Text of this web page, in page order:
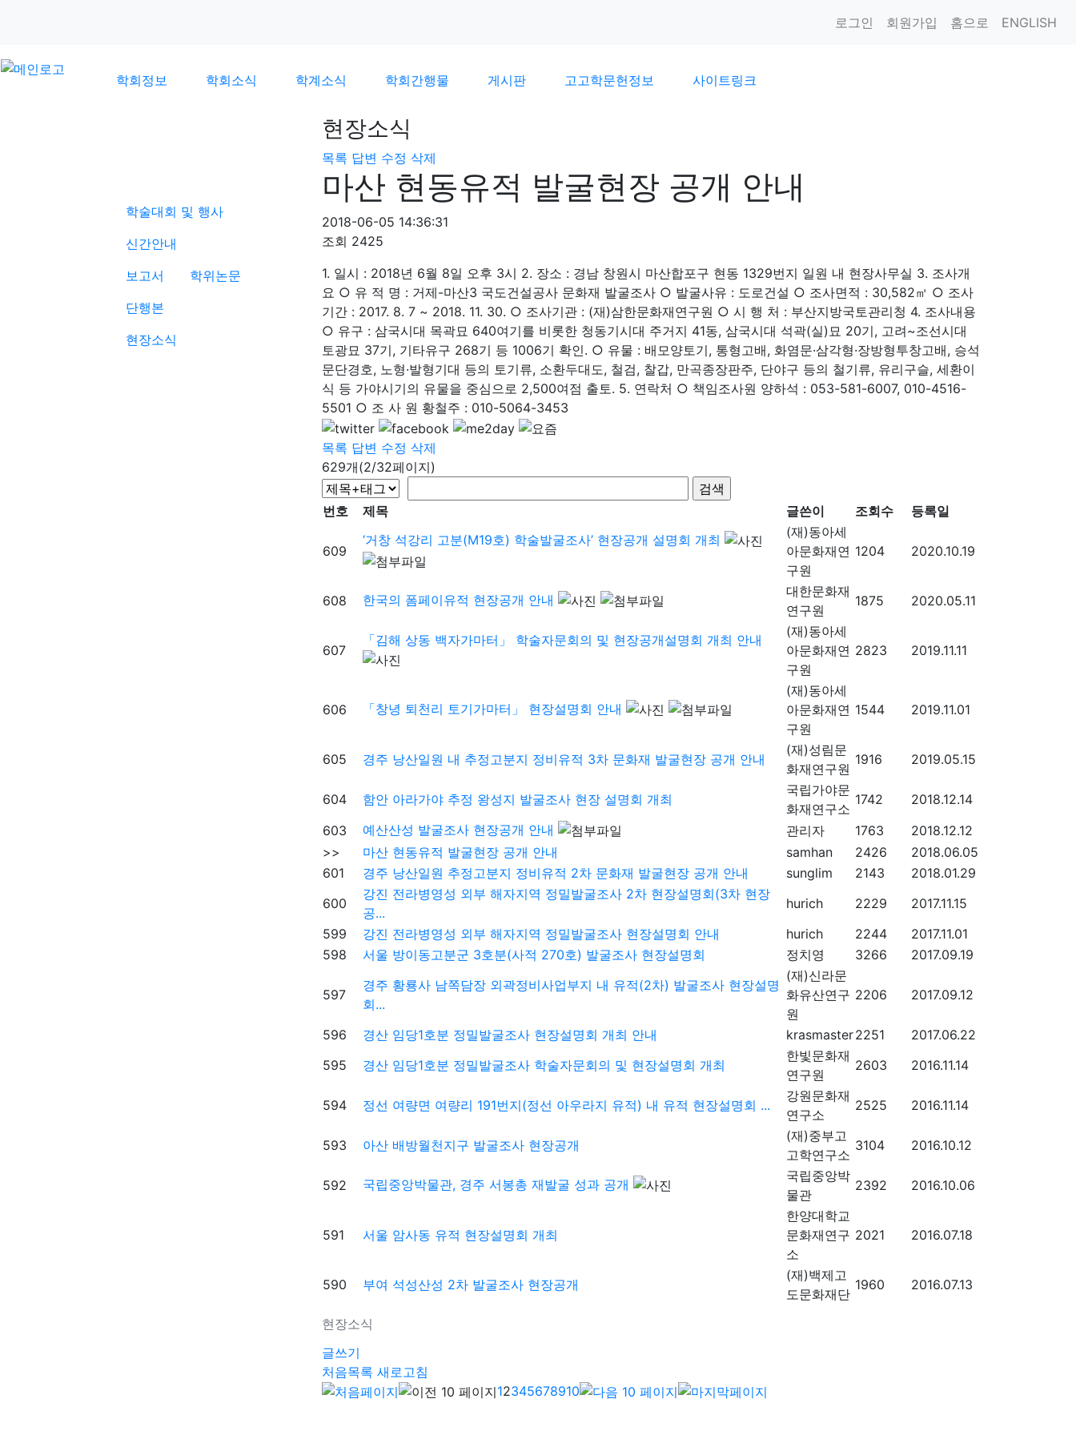
로그인 회원가입 홈으로 ENGLISH
학회정보 학회소식 학계소식 학회간행물 게시판 고고학문헌정보 사이트링크
학술대회 및 행사
신간안내
보고서
학위논문
단행본
현장소식
현장소식
목록 답변 수정 삭제
마산 현동유적 발굴현장 공개 안내
2018-06-05 14:36:31
조회 2425
1. 일시 : 2018년 6월 8일 오후 3시 2. 장소 : 경남 창원시 마산합포구 현동 1329번지 일원 내 현장사무실 3. 조사개
요 ○ 유 적 명 : 거제-마산3 국도건설공사 문화재 발굴조사 ○ 발굴사유 : 도로건설 ○ 조사면적 : 30,582㎡ ○ 조사
기간 : 2017. 8. 7 ~ 2018. 11. 30. ○ 조사기관 : (재)삼한문화재연구원 ○ 시 행 처 : 부산지방국토관리청 4. 조사내용
○ 유구 : 삼국시대 목곽묘 640여기를 비롯한 청동기시대 주거지 41동, 삼국시대 석곽(실)묘 20기, 고려~조선시대
토광묘 37기, 기타유구 268기 등 1006기 확인. ○ 유물 : 배모양토기, 통형고배, 화염문·삼각형·장방형투창고배, 승석
문단경호, 노형·발형기대 등의 토기류, 소환두대도, 철검, 찰갑, 만곡종장판주, 단야구 등의 철기류, 유리구슬, 세환이
식 등 가야시기의 유물을 중심으로 2,500여점 출토. 5. 연락처 ○ 책임조사원 양하석 : 053-581-6007, 010-4516-
5501 ○ 조 사 원 황철주 : 010-5064-3453
목록 답변 수정 삭제
629개(2/32페이지)
현장소식
번호 제목 글쓴이 조회수 등록일
609
‘거창 석강리 고분(M19호) 학술발굴조사’ 현장공개 설명회 개최
(재)동아세
아문화재연
구원
1204 2020.10.19
608 한국의 폼페이유적 현장공개 안내
대한문화재
연구원
1875 2020.05.11
607
「김해 상동 백자가마터」 학술자문회의 및 현장공개설명회 개최 안내
(재)동아세
아문화재연
구원
2823 2019.11.11
606 「창녕 퇴천리 토기가마터」 현장설명회 안내
(재)동아세
아문화재연
구원
1544 2019.11.01
605 경주 낭산일원 내 추정고분지 정비유적 3차 문화재 발굴현장 공개 안내
(재)성림문
화재연구원
1916 2019.05.15
604 함안 아라가야 추정 왕성지 발굴조사 현장 설명회 개최
국립가야문
화재연구소
1742
2018.12.14
603
예산산성 발굴조사 현장공개 안내 관리자 1763
2018.12.12
>>
마산 현동유적 발굴현장 공개 안내 samhan 2426
2018.06.05
601
경주 낭산일원 추정고분지 정비유적 2차 문화재 발굴현장 공개 안내 sunglim 2143
2018.01.29
600
강진 전라병영성 외부 해자지역 정밀발굴조사 2차 현장설명회(3차 현장
공...
hurich 2229
2017.11.15
599
강진 전라병영성 외부 해자지역 정밀발굴조사 현장설명회 안내 hurich 2244
2017.11.01
598
서울 방이동고분군 3호분(사적 270호) 발굴조사 현장설명회 정치영 3266 2017.09.19
597
경주 황룡사 남쪽담장 외곽정비사업부지 내 유적(2차) 발굴조사 현장설명
회...
(재)신라문
화유산연구
원
2206 2017.09.12
596 경산 임당1호분 정밀발굴조사 현장설명회 개최 안내 krasmaster2251
2017.06.22
595
경산 임당1호분 정밀발굴조사 학술자문회의 및 현장설명회 개최
한빛문화재
연구원
2603 2016.11.14
594 정선 여량면 여량리 191번지(정선 아우라지 유적) 내 유적 현장설명회 ...
강원문화재
연구소
2525 2016.11.14
593 아산 배방월천지구 발굴조사 현장공개
(재)중부고
고학연구소
3104 2016.10.12
592 국립중앙박물관, 경주 서봉총 재발굴 성과 공개
국립중앙박
물관
2392 2016.10.06
591 서울 암사동 유적 현장설명회 개최
한양대학교
문화재연구
소
2021 2016.07.18
590 부여 석성산성 2차 발굴조사 현장공개
(재)백제고
도문화재단
1960 2016.07.13
글쓰기
처음목록 새로고침
12345678910